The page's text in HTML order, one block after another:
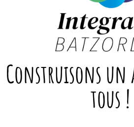
Construisons
tous !